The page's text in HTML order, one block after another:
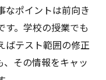
なポイントは前向き
す。学校の授業でも
ばテスト範囲の修正
その情報をキャッ